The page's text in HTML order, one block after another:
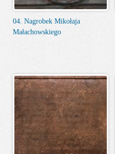
04. Nagrobek Mikołaja
Małachowskiego